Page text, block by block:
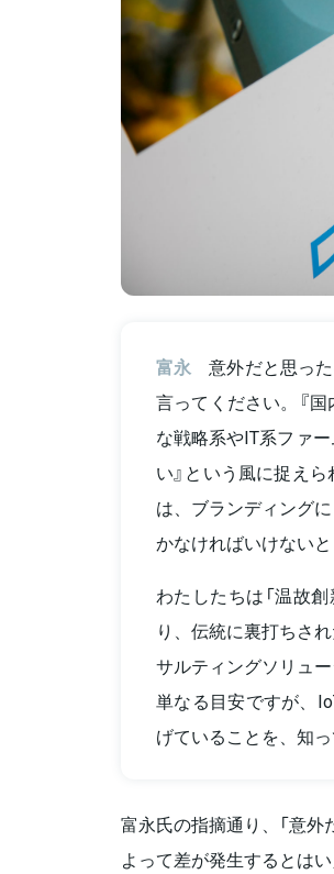
富永
意外だと思っ
言ってください。『
な戦略系やIT系ファ
い』という風に捉え
は、ブランディング
かなければいけないと
わたしたちは「温故
り、伝統に裏打ちさ
サルティングソリュ
単なる目安ですが、
げていることを、知
富永氏の指摘通り、「意
よって差が発生するとは